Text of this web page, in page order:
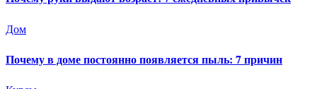
Дом
Почему в доме постоянно появляется пыль: 7 причин